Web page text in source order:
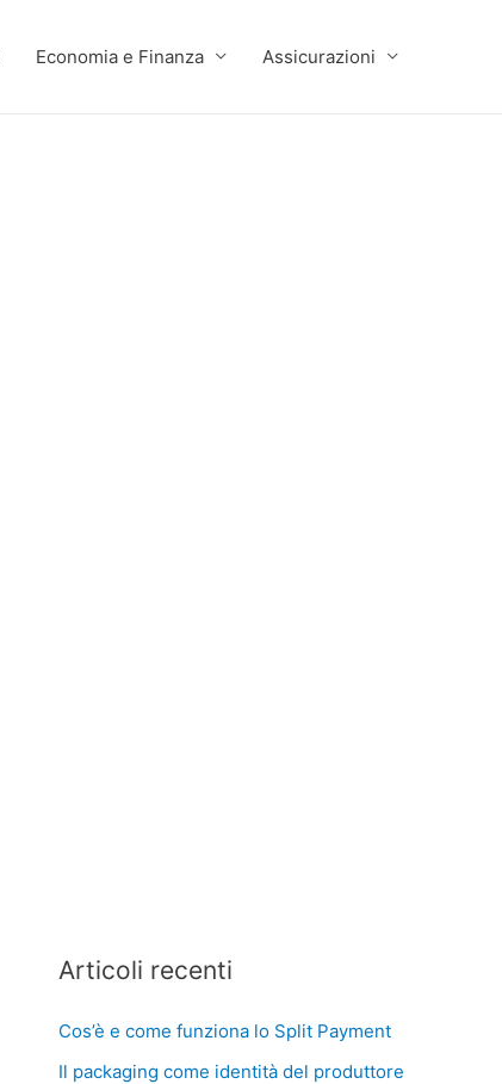
Economia e Finanza Assicurazioni
Articoli recenti
Cos’è e come funziona lo Split Payment
Il packaging come identità del produttore